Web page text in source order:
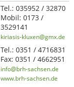
Tel.:035952 / 32870
Mobil:0173 /
3529141
kiriasis-kluxen@gmx.de
Tel.:0351 / 4716831
Fax:0351 / 4662951
info@brh-sachsen.de
www.brh-sachsen.de